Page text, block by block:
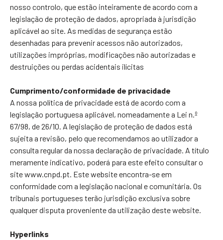
nosso controlo, que estão inteiramente de acordo com a
legislação de proteção de dados, apropriada à jurisdição
aplicável ao site. As medidas de segurança estão
desenhadas para prevenir acessos não autorizados,
utilizações impróprias, modificações não autorizadas e
destruições ou perdas acidentais ilícitas
Cumprimento/conformidade de privacidade
A nossa política de privacidade está de acordo com a
legislação portuguesa aplicável, nomeadamente a Lei n.º
67/98, de 26/10. A legislação de proteção de dados está
sujeita a revisão, pelo que recomendamos ao utilizador a
consulta regular da nossa declaração de privacidade. A título
meramente indicativo, poderá para este efeito consultar o
site www.cnpd.pt. Este website encontra-se em
conformidade com a legislação nacional e comunitária. Os
tribunais portugueses terão jurisdição exclusiva sobre
qualquer disputa proveniente da utilização deste website.
Hyperlinks